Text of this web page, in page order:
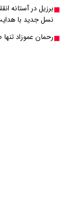
برزیل در آستانه
نسل جدید با
رحمان عموزاد